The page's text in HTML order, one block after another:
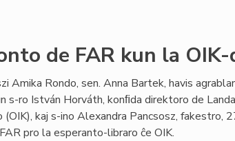
de FAR kun la
Amika Rondo, sen. Anna Bartek, havis
s-ro István Horváth, konﬁda direktoro de Landa
kaj s-ino Alexandra Pancsosz, fakestro,
pro la esperanto-libraro ĉe OIK.